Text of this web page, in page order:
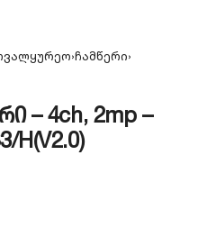
›ჩამწერი›
– 4ch, 2mp –
H(V2.0)